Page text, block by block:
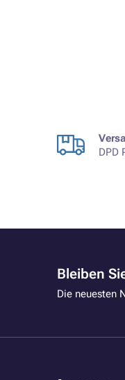
DPD
Bleiben
Die neuesten